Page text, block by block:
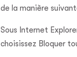
de la manière
Sous Internet
choisissez Bloquer